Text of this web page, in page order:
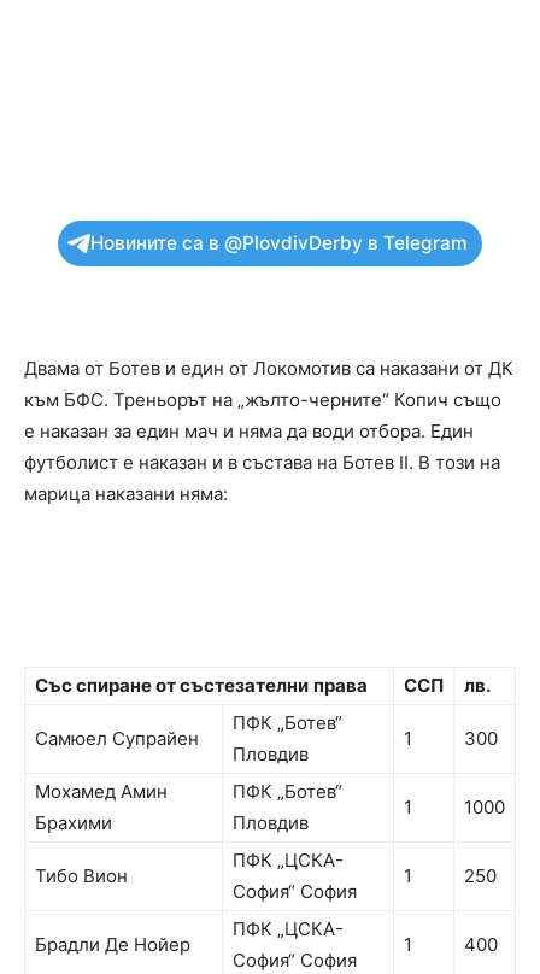
Новините са в @PlovdivDerby в Telegram
Двама от Ботев и един от Локомотив са наказани от ДК
към БФС. Треньорът на „жълто-черните“ Копич също
е наказан за един мач и няма да води отбора. Един
футболист е наказан и в състава на Ботев II. В този на
марица наказани няма:
Със спиране от състезателни права ССП лв.
Самюел Супрайен
ПФК „Ботев“
Пловдив
1 300
Мохамед Амин
Брахими
ПФК „Ботев“
Пловдив
1 1000
Тибо Вион
ПФК „ЦСКА-
София“ София
1 250
Брадли Де Нойер
ПФК „ЦСКА-
София“ София
1 400